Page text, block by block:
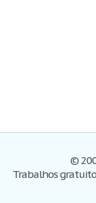
©
Trabalhos